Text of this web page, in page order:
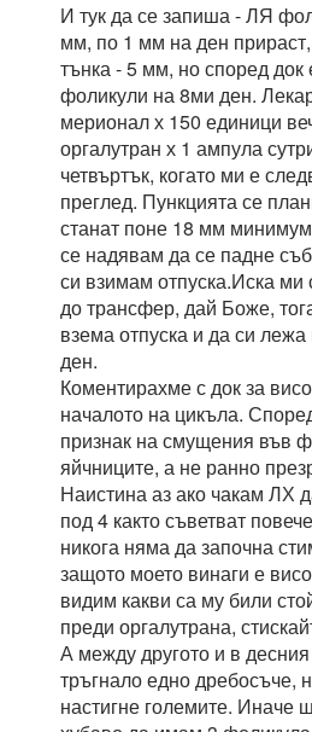
И тук да се запиша - ЛЯ
мм, по 1 мм на ден
тънка - 5 мм, но според док
фоликули на 8ми ден.
мерионал х 150 единици
оргалутран х 1 ампула
четвъртък, когато ми е
преглед. Пункцията се
станат поне 18 мм
се надявам да се падне
си взимам отпуска.Иска ми
до трансфер, дай Боже,
взема отпуска и да си
ден.
Коментирахме с док за
началото на цикъла.
признак на смущения във
яйчниците, а не ранно
Наистина аз ако чакам ЛХ
под 4 както съветват
никога няма да започна
защото моето винаги е
видим какви са му били
преди оргалутрана,
А между другото и в
тръгнало едно дребосъче,
настигне големите. Иначе